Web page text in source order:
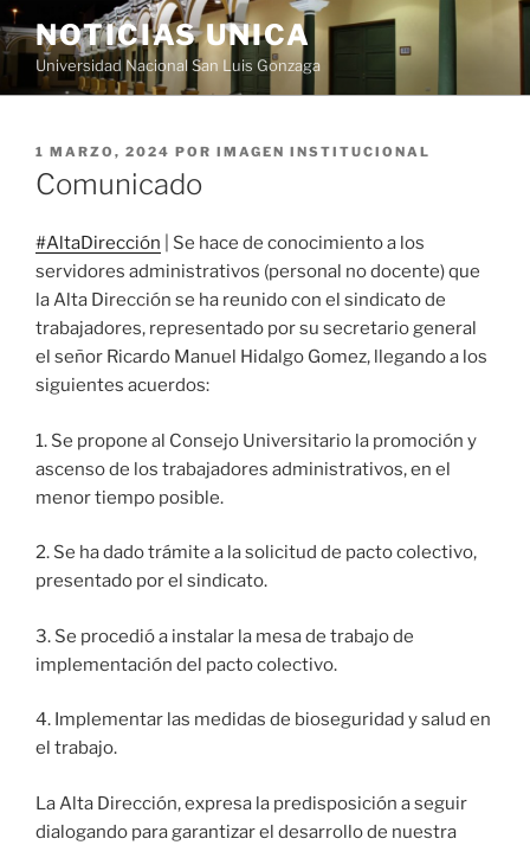
Saltar
al
contenido
NOTICIAS UNICA
Universidad Nacional San Luis Gonzaga
PUBLICADO
EL
1 MARZO, 2024 POR IMAGEN INSTITUCIONAL
Comunicado
#AltaDirección | Se hace de conocimiento a los
servidores administrativos (personal no docente) que
la Alta Dirección se ha reunido con el sindicato de
trabajadores, representado por su secretario general
el señor Ricardo Manuel Hidalgo Gomez, llegando a los
siguientes acuerdos:
1. Se propone al Consejo Universitario la promoción y
ascenso de los trabajadores administrativos, en el
menor tiempo posible.
2. Se ha dado trámite a la solicitud de pacto colectivo,
presentado por el sindicato.
3. Se procedió a instalar la mesa de trabajo de
implementación del pacto colectivo.
4. Implementar las medidas de bioseguridad y salud en
el trabajo.
La Alta Dirección, expresa la predisposición a seguir
dialogando para garantizar el desarrollo de nuestra